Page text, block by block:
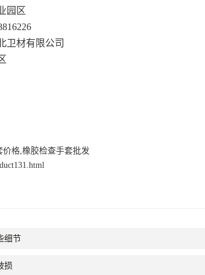
园区
卫材有限公司
格,橡胶检查手套批发
细节
损